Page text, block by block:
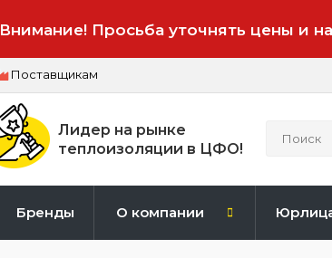
Внимание! Просьба уточнять цены и
Поставщикам
Лидер на рынке
теплоизоляции в ЦФО!
Бренды О компании